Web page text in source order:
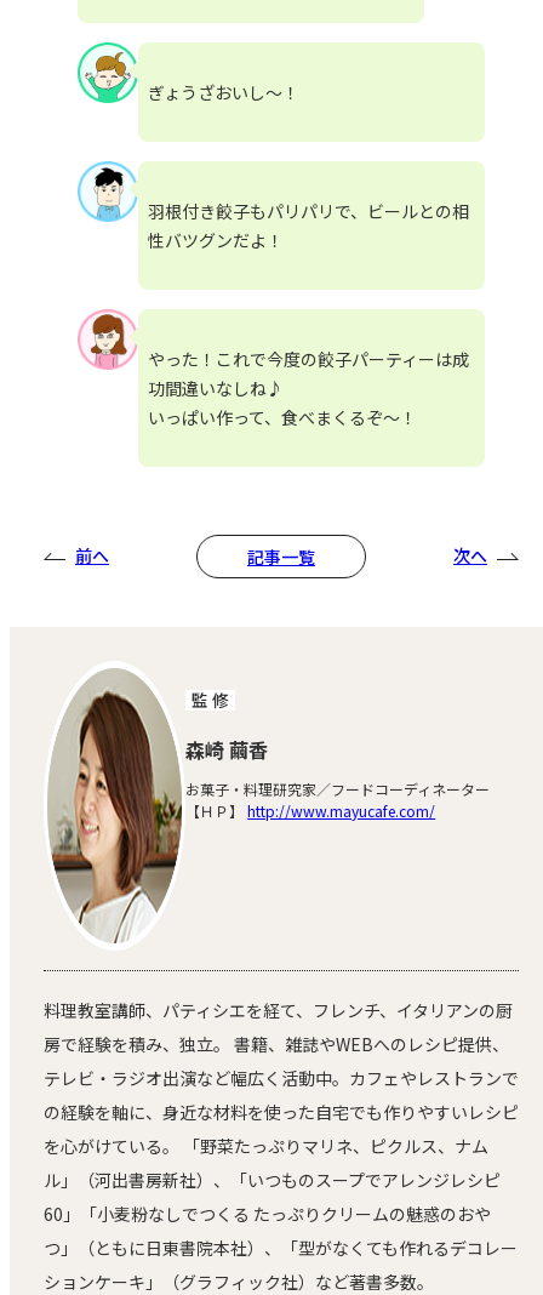
ぎょうざおいし～！
羽根付き餃子もパリパリで、ビールとの相
性バツグンだよ！
やった！これで今度の餃子パーティーは成
功間違いなしね♪
いっぱい作って、食べまくるぞ～！
前へ 記事一覧 次へ
監 修
森崎 繭香
お菓子・料理研究家／フードコーディネーター
【ＨＰ】http://www.mayucafe.com/
料理教室講師、パティシエを経て、フレンチ、イタリアンの厨
房で経験を積み、独立。 書籍、雑誌やWEBへのレシピ提供、
テレビ・ラジオ出演など幅広く活動中。カフェやレストランで
の経験を軸に、身近な材料を使った自宅でも作りやすいレシピ
を心がけている。 「野菜たっぷりマリネ、ピクルス、ナム
ル」（河出書房新社）、「いつものスープでアレンジレシピ
60」「小麦粉なしでつくる たっぷりクリームの魅惑のおや
つ」（ともに日東書院本社）、「型がなくても作れるデコレー
ションケーキ」（グラフィック社）など著書多数。